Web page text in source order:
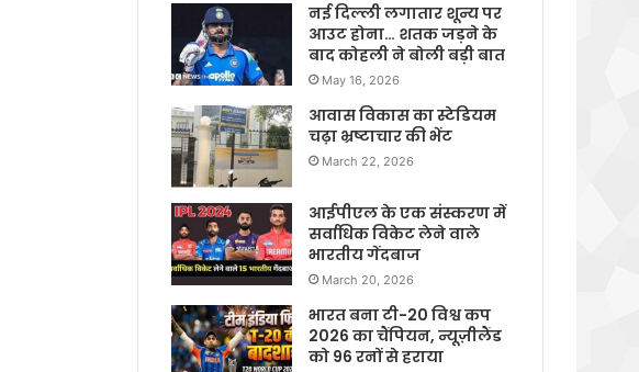
नई दिल्ली लगातार शून्य पर
आउट होना… शतक जड़ने के
बाद कोहली ने बोली बड़ी बात
May 16, 2026
आवास विकास का स्टेडियम
चढ़ा भ्रष्टाचार की भेंट
March 22, 2026
आईपीएल के एक संस्करण में
सर्वाधिक विकेट लेने वाले
भारतीय गेंदबाज
March 20, 2026
भारत बना टी-20 विश्व कप
2026 का चैंपियन, न्यूज़ीलैंड
को 96 रनों से हराया